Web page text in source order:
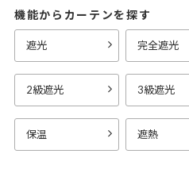
機能からカーテンを探す
遮光 完全遮光
2級遮光 3級遮光
保温 遮熱